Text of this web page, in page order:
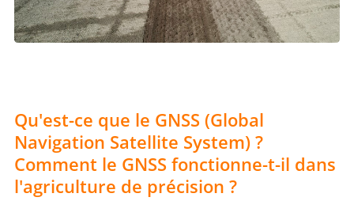
Qu'est-ce que le GNSS (Global
Navigation Satellite System) ?
Comment le GNSS fonctionne-t-il dans
l'agriculture de précision ?